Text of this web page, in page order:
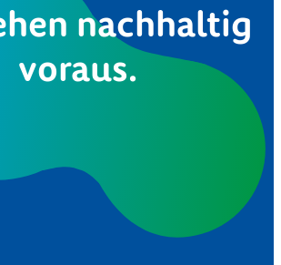
nachhaltig
voraus.